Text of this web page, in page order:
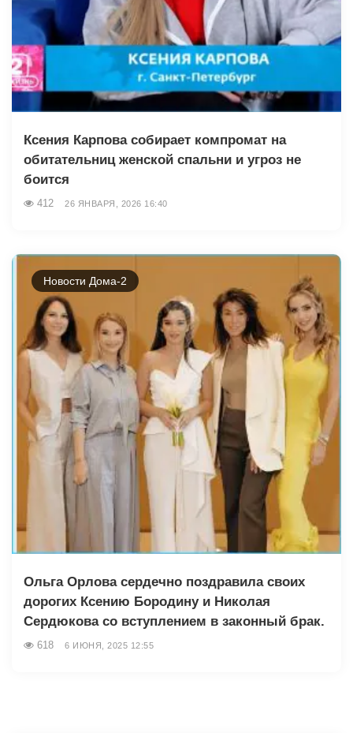
Ксения Карпова собирает компромат на
обитательниц женской спальни и угроз не
боится
412 26 ЯНВАРЯ, 2026 16:40
Новости Дома-2
Ольга Орлова сердечно поздравила своих
дорогих Ксению Бородину и Николая
Сердюкова со вступлением в законный брак.
618 6 ИЮНЯ, 2025 12:55